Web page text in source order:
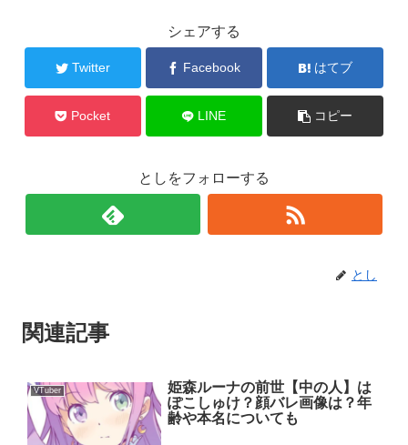
シェアする
Twitter Facebook はてブ
Pocket LINE コピー
としをフォローする
とし
関連記事
VTuber
姫森ルーナの前世【中の人】は
ぽこしゅけ？顔バレ画像は？年
齢や本名についても